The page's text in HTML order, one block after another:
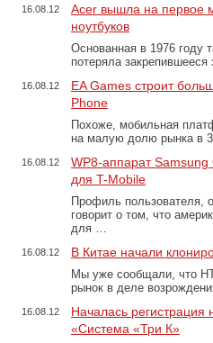
16.08.12
Acer вышла на первое
ноутбуков
Основанная в 1976 году
потеряла
16.08.12
EA Games строит
Phone
Похоже, мобильная
на малую долю рынка в
16.08.12
WP8-аппарат
для T-Mobile
Профиль пользователя,
говорит о том, что
для …
16.08.12 В Китае начали
Мы уже сообщали, что
рынок в деле
16.08.12
Началась
«Система «Три К»